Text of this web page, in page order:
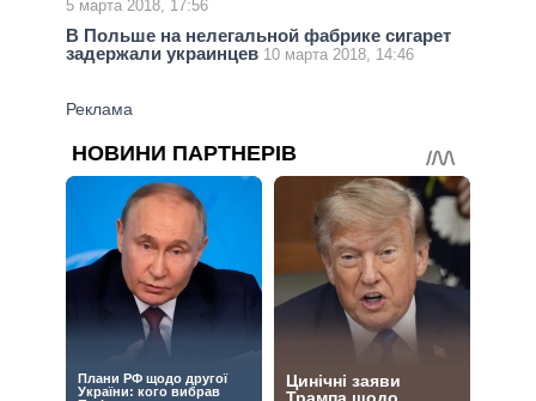
5 марта 2018, 17:56
В Польше на нелегальной фабрике сигарет
задержали украинцев 10 марта 2018, 14:46